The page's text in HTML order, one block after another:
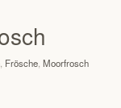
Frösche Moorfrosch